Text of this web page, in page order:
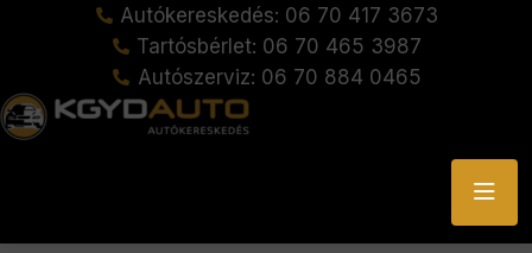
Autókereskedés: 06 70 417 3673
Tartósbérlet: 06 70 465 3987
Autószerviz: 06 70 884 0465